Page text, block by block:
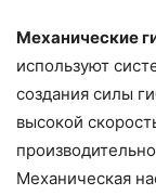
Механические
используют
создания силы
высокой
Механическая